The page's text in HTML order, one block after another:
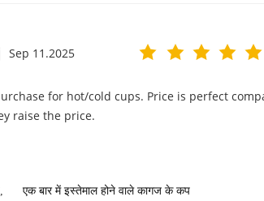
Sep 11.2025
for hot/cold cups. Price is perfect
raise the price.
, एक बार में इस्तेमाल होने वाले कागज के कप